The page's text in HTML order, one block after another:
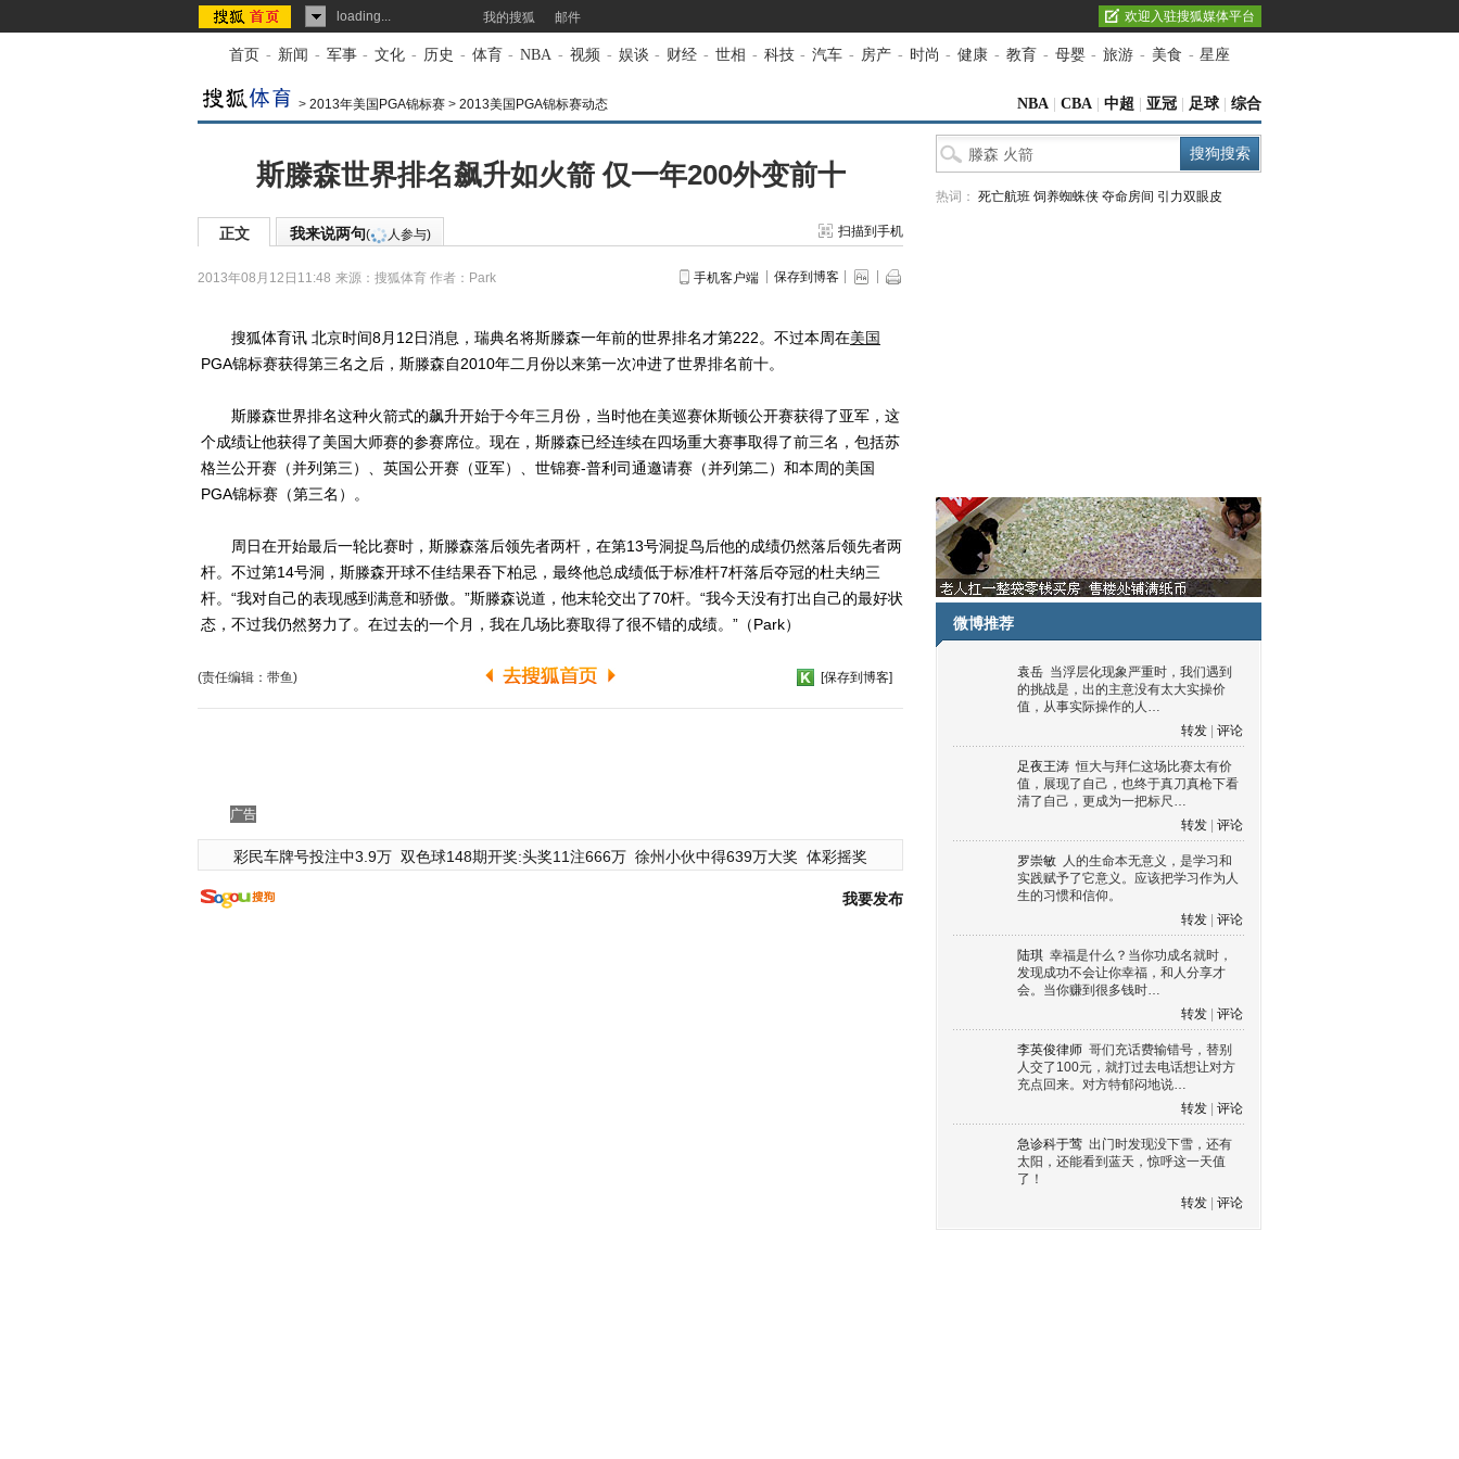
loading... 我的搜狐 邮件 欢迎入驻搜狐媒体平台
首页 - 新闻 - 军事 - 文化 - 历史 - 体育 - NBA - 视频 - 娱谈 - 财经 - 世相 - 科技 - 汽车 - 房产 - 时尚 - 健康 - 教育 - 母婴 - 旅游 - 美食 - 星座
> 2013年美国PGA锦标赛 > 2013美国PGA锦标赛动态 NBA CBA 中超 亚冠 足球 综合
斯滕森世界排名飙升如火箭 仅一年200外变前十
正文 我来说两句( 人参与) 扫描到手机
2013年08月12日11:48 来源： 搜狐体育 作者：Park 手机客户端 保存到博客
搜狐体育讯 北京时间8月12日消息，瑞典名将斯滕森一年前的世界排名才第222。不过本周在美国
PGA锦标赛获得第三名之后，斯滕森自2010年二月份以来第一次冲进了世界排名前十。
斯滕森世界排名这种火箭式的飙升开始于今年三月份，当时他在美巡赛休斯顿公开赛获得了亚军，这
个成绩让他获得了美国大师赛的参赛席位。现在，斯滕森已经连续在四场重大赛事取得了前三名，包括苏
格兰公开赛（并列第三）、英国公开赛（亚军）、世锦赛-普利司通邀请赛（并列第二）和本周的美国
PGA锦标赛（第三名）。
周日在开始最后一轮比赛时，斯滕森落后领先者两杆，在第13号洞捉鸟后他的成绩仍然落后领先者两
杆。不过第14号洞，斯滕森开球不佳结果吞下柏忌，最终他总成绩低于标准杆7杆落后夺冠的杜夫纳三
杆。“我对自己的表现感到满意和骄傲。”斯滕森说道，他末轮交出了70杆。“我今天没有打出自己的最好状
态，不过我仍然努力了。在过去的一个月，我在几场比赛取得了很不错的成绩。”（Park）
(责任编辑：带鱼) [保存到博客]
广告
彩民车牌号投注中3.9万 双色球148期开奖:头奖11注666万 徐州小伙中得639万大奖 体彩摇奖
我要发布
热词： 死亡航班 饲养蜘蛛侠 夺命房间 引力双眼皮
微博推荐
袁岳 当浮层化现象严重时，我们遇到
的挑战是，出的主意没有太大实操价
值，从事实际操作的人…
转发
评论
足夜王涛 恒大与拜仁这场比赛太有价
值，展现了自己，也终于真刀真枪下看
清了自己，更成为一把标尺…
转发
评论
罗崇敏 人的生命本无意义，是学习和
实践赋予了它意义。应该把学习作为人
生的习惯和信仰。
转发
评论
陆琪 幸福是什么？当你功成名就时，
发现成功不会让你幸福，和人分享才
会。当你赚到很多钱时…
转发
评论
李英俊律师 哥们充话费输错号，替别
人交了100元，就打过去电话想让对方
充点回来。对方特郁闷地说…
转发
评论
急诊科于莺 出门时发现没下雪，还有
太阳，还能看到蓝天，惊呼这一天值
了！
转发
评论